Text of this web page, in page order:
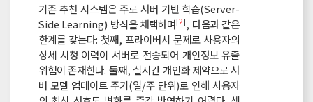
기존 추천 시스템은 주로 서버 기반 학습(Server-
Side Learning) 방식을 채택하며[2], 다음과 같은
한계를 갖는다: 첫째, 프라이버시 문제로 사용자의
상세 시청 이력이 서버로 전송되어 개인정보 유출
위험이 존재한다. 둘째, 실시간 개인화 제약으로 서
버 모델 업데이트 주기(일/주 단위)로 인해 사용자